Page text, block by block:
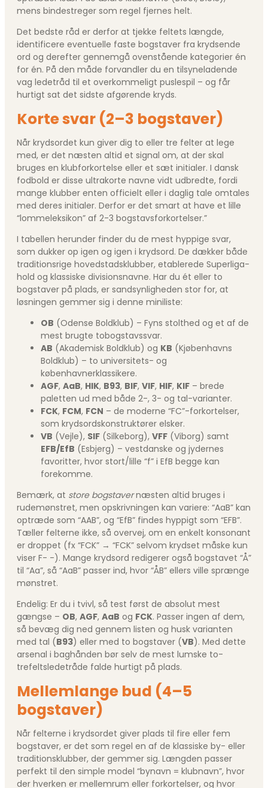
mens bindestreger som regel fjernes helt.
Det bedste råd er derfor at tjekke feltets længde,
identificere eventuelle faste bogstaver fra krydsende
ord og derefter gennemgå ovenstående kategorier én
for én. På den måde forvandler du en tilsyneladende
vag ledetråd til et overkommeligt puslespil – og får
hurtigt sat det sidste afgørende kryds.
Korte svar (2–3 bogstaver)
Når krydsordet kun giver dig to eller tre felter at lege
med, er det næsten altid et signal om, at der skal
bruges en klubforkortelse eller et sæt initialer. I dansk
fodbold er disse ultrakorte navne vidt udbredte, fordi
mange klubber enten officielt eller i daglig tale omtales
med deres initialer. Derfor er det smart at have et lille
“lommeleksikon” af 2-3 bogstavs­forkortelser.”
I tabellen herunder finder du de mest hyppige svar,
som dukker op igen og igen i krydsord. De dækker både
traditionsrige hovedstadsklubber, etablerede Superliga-
hold og klassiske divisionsnavne. Har du ét eller to
bogstaver på plads, er sandsynligheden stor for, at
løsningen gemmer sig i denne miniliste:
OB (Odense Boldklub) – Fyns stolthed og et af de
mest brugte tobogstavssvar.
AB (Akademisk Boldklub) og KB (Kjøbenhavns
Boldklub) – to universitets- og
københavnerklassikere.
AGF, AaB, HIK, B93, BIF, VIF, HIF, KIF – brede
paletten ud med både 2-, 3- og tal-varianter.
FCK, FCM, FCN – de moderne “FC”-forkortelser,
som krydsordskonstruktører elsker.
VB (Vejle), SIF (Silkeborg), VFF (Viborg) samt
EFB/EfB (Esbjerg) – vestdanske og jydernes
favoritter, hvor stort/lille “f” i EfB begge kan
forekomme.
Bemærk, at store bogstavernæsten altid bruges i
rudemønstret, men opskrivningen kan variere: “AaB” kan
optræde som “AAB”, og “EfB” findes hyppigt som “EFB”.
Tæller felterne ikke, så overvej, om en enkelt konsonant
er droppet (fx “FCK” → “FCK” selvom krydset måske kun
viser F- -). Mange krydsord redigerer også bogstavet “Å”
til “Aa”, så “AaB” passer ind, hvor “ÅB” ellers ville sprænge
mønstret.
Endelig: Er du i tvivl, så test først de absolut mest
gængse – OB, AGF, AaB og FCK. Passer ingen af dem,
så bevæg dig ned gennem listen og husk varianten
med tal (B93) eller med to bogstaver (VB). Med dette
arsenal i baghånden bør selv de mest lumske to-
trefeltsledetråde falde hurtigt på plads.
Mellemlange bud (4–5
bogstaver)
Når felterne i krydsordet giver plads til fire eller fem
bogstaver, er det som regel en af de klassiske by- eller
traditionsklubber, der gemmer sig. Længden passer
perfekt til den simple model “bynavn = klubnavn”, hvor
der hverken er mellemrum eller forkortelser, og hvor